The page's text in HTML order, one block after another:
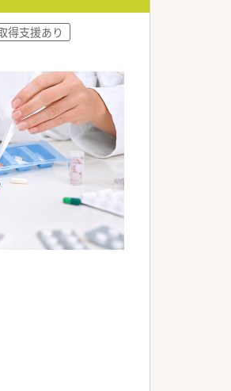
会を開かれてい
れています。
どを議論して発
キング鑑査機
得支援あり